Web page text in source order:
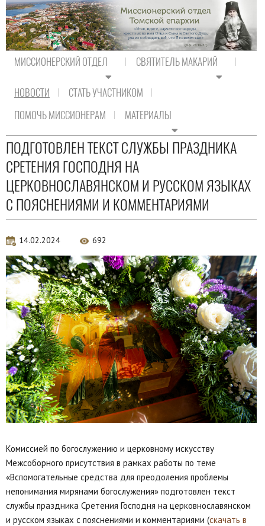
МИССИОНЕРСКИЙ ОТДЕЛ СВЯТИТЕЛЬ МАКАРИЙ
НОВОСТИ
СТАТЬ УЧАСТНИКОМ
ПОМОЧЬ МИССИОНЕРАМ
МАТЕРИАЛЫ
Новости Православия
ПОДГОТОВЛЕН ТЕКСТ СЛУЖБЫ ПРАЗДНИКА
СРЕТЕНИЯ ГОСПОДНЯ НА
ЦЕРКОВНОСЛАВЯНСКОМ И РУССКОМ ЯЗЫКАХ
С ПОЯСНЕНИЯМИ И КОММЕНТАРИЯМИ
14.02.2024 692
Комиссией по богослужению и церковному искусству
Межсоборного присутствия в рамках работы по теме
«Вспомогательные средства для преодоления проблемы
непонимания мирянами богослужения» подготовлен текст
службы праздника Сретения Господня на церковнославянском
и русском языках с пояснениями и комментариями (cкачать в